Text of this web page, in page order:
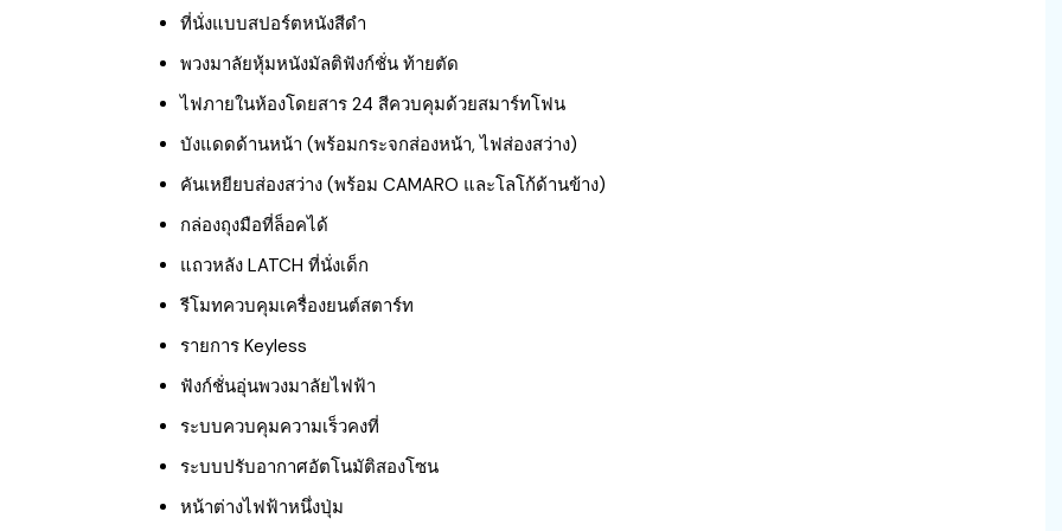
ที่นั่งแบบสปอร์ตหนังสีดำ
พวงมาลัยหุ้มหนังมัลติฟังก์ชั่น ท้ายตัด
ไฟภายในห้องโดยสาร 24 สีควบคุมด้วยสมาร์ทโฟน
บังแดดด้านหน้า (พร้อมกระจกส่องหน้า, ไฟส่องสว่าง)
คันเหยียบส่องสว่าง (พร้อม CAMARO และโลโก้ด้านข้าง)
กล่องถุงมือที่ล็อคได้
แถวหลัง LATCH ที่นั่งเด็ก
รีโมทควบคุมเครื่องยนต์สตาร์ท
รายการ Keyless
ฟังก์ชั่นอุ่นพวงมาลัยไฟฟ้า
ระบบควบคุมความเร็วคงที่
ระบบปรับอากาศอัตโนมัติสองโซน
หน้าต่างไฟฟ้าหนึ่งปุ่ม